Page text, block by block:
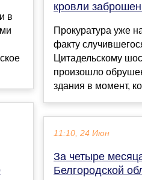
в
кровли
Прокуратура уже
факту
Цитадельскому
произошло
здания в момент,
11:10, 24 Июн
За четыре
Белгородской